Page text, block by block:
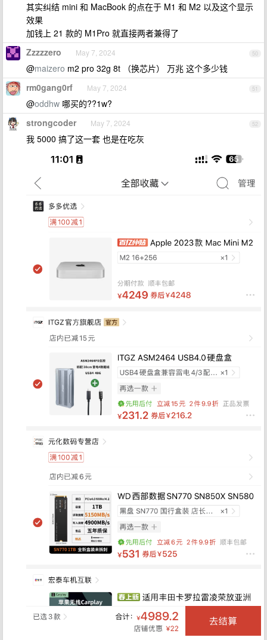
其实纠结 mini 和 MacBook 的点在于 M1 和 M2 以及这个显示
效果
加钱上 21 款的 M1Pro 就直接两者兼得了
50
Zzzzzero May 7, 2024
@maizero m2 pro 32g 8t （换芯片） 万兆 这个多少钱
51
rm0gang0rf May 7, 2024
@oddhw 哪买的??1w?
52
strongcoder May 7, 2024
我 5000 搞了这一套 也是在吃灰